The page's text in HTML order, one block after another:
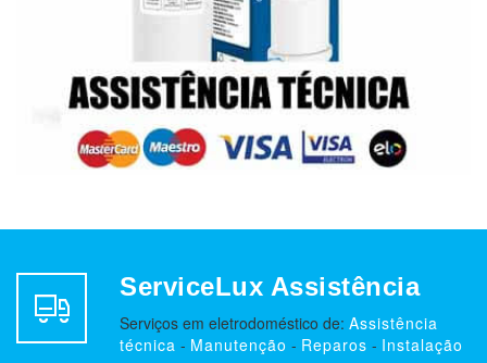
ServiceLux Assistência
Serviços em eletrodoméstico de: Assistência
técnica - Manutenção - Reparos - Instalação